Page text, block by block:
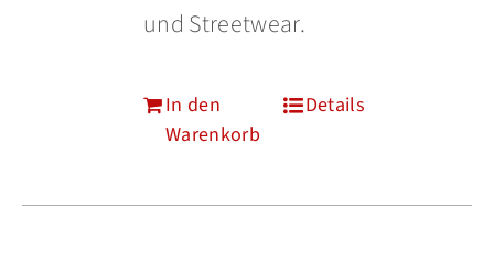
und Streetwear.
In den
Warenkorb
Details